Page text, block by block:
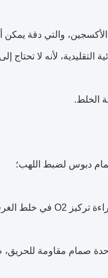
لأنه لا تحتاج
واحدة صمام مقاومة